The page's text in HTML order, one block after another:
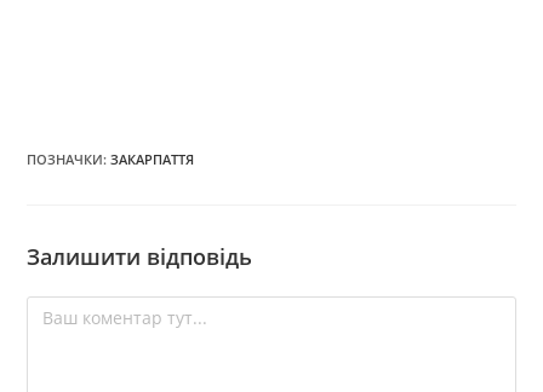
ПОЗНАЧКИ:ЗАКАРПАТТЯ
Залишити відповідь